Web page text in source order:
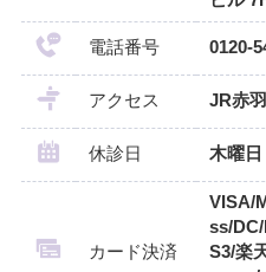
電話番号 0120-
アクセス JR赤
休診日 木曜日
カード決済
VISA/
ss/
S3/楽